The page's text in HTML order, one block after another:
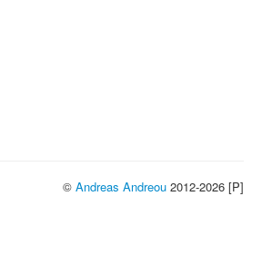
© Andreas Andreou 2012-2026 [P]